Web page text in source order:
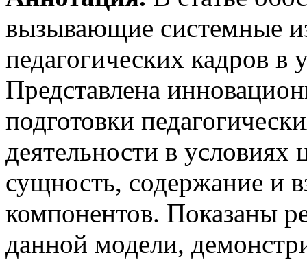
вызывающие системные
педагогических кадров
Представлена
подготовки
деятельности в
сущность, содержание и
компонентов. Показаны
данной модели,